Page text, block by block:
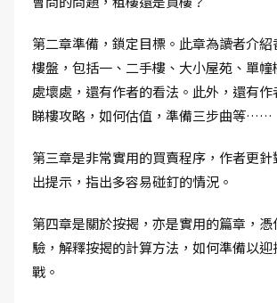
第二章準備，鎖定目標。此章為讀者介
樓盤，包括一、二手樓、大小屋苑、單
處壞處，還有作者的看法。此外，還有作
睇樓攻略，如何估值，準備三步曲等……
第三章是非常實用的買賣程序，作者更
出提示，指出多容易碰釘的情況。
第四章是關於按揭，亦是實用的篇章，憑
驗，解釋按揭的計算方法，如何準備以
戰。